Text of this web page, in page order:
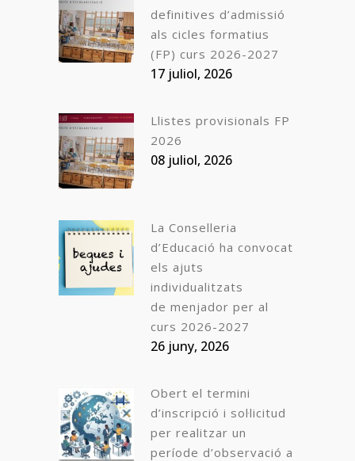
definitives d’admissió
als cicles formatius
(FP) curs 2026-2027
17 juliol, 2026
Llistes provisionals FP
2026
08 juliol, 2026
La Conselleria
d’Educació ha convocat
els ajuts
individualitzats
de menjador per al
curs 2026-2027
26 juny, 2026
Obert el termini
d’inscripció i sol·licitud
per realitzar un
període d’observació a